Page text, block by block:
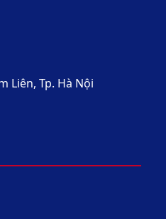
Liên, Tp. Hà Nội